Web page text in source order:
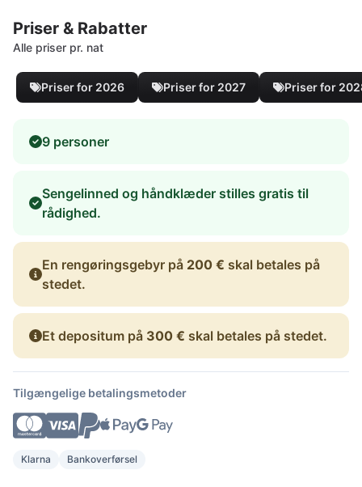
Priser & Rabatter
Alle priser pr. nat
Priser for 2026 Priser for 2027 Priser for
9 personer
Sengelinned og håndklæder stilles gratis til
rådighed.
En rengøringsgebyr på 200 € skal betales på
stedet.
Et depositum på 300 € skal betales på stedet.
Tilgængelige betalingsmetoder
Klarna Bankoverførsel